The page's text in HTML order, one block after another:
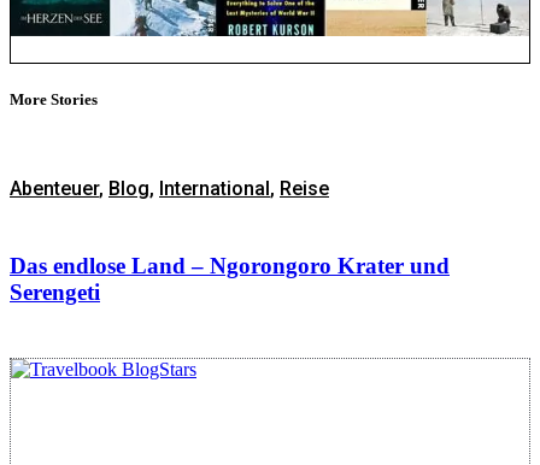
More Stories
Abenteuer, Blog, International , Reise
Das endlose Land – Ngorongoro Krater und
Serengeti